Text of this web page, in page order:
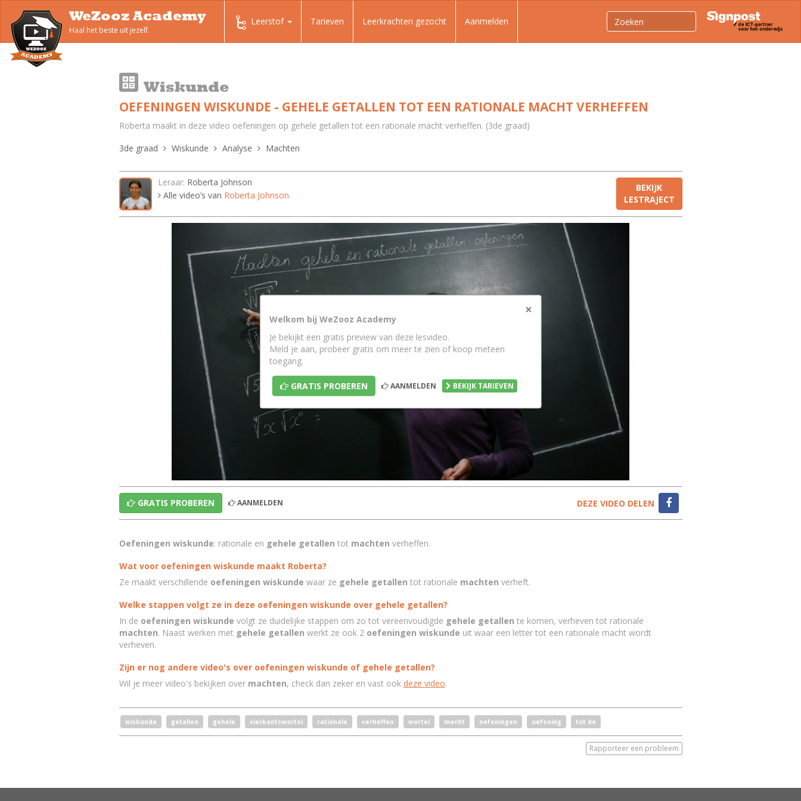
WeZooz Academy
Haal het beste uit jezelf.
Leerstof Tarieven Leerkrachten gezocht Aanmelden
Wiskunde
OEFENINGEN WISKUNDE - GEHELE GETALLEN TOT EEN RATIONALE MACHT VERHEFFEN
Roberta maakt in deze video oefeningen op gehele getallen tot een rationale macht verheffen. (3de graad)
3de graad
Wiskunde Analyse Machten
Leraar: Roberta Johnson
Alle video’s van Roberta Johnson
BEKIJK
LESTRAJECT
×
Welkom bij WeZooz Academy
Je bekijkt een gratis preview van deze lesvideo.
Meld je aan, probeer gratis om meer te zien of koop meteen
toegang.
GRATIS PROBEREN AANMELDEN BEKIJK TARIEVEN
GRATIS PROBEREN AANMELDEN DEZE VIDEO DELEN
Oefeningen wiskunde: rationale en gehele getallen tot machten verheffen.
Wat voor oefeningen wiskunde maakt Roberta?
Ze maakt verschillende oefeningen wiskunde waar ze gehele getallen tot rationale machten verheft.
Welke stappen volgt ze in deze oefeningen wiskunde over gehele getallen?
In de oefeningen wiskunde volgt ze duidelijke stappen om zo tot vereenvoudigde gehele getallen te komen, verheven tot rationale
machten. Naast werken met gehele getallen werkt ze ook 2 oefeningen wiskunde uit waar een letter tot een rationale macht wordt
verheven.
Zijn er nog andere video's over oefeningen wiskunde of gehele getallen?
Wil je meer video's bekijken over machten, check dan zeker en vast ook deze video.
wiskunde getallen gehele vierkantswortel rationale verheffen wortel macht oefeningen oefening tot de
Rapporteer een probleem